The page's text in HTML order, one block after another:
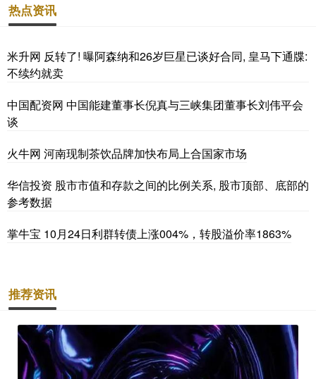
热点资讯
米升网 反转了! 曝阿森纳和26岁巨星已谈好合同, 皇马下通牒:
不续约就卖
中国配资网 中国能建董事长倪真与三峡集团董事长刘伟平会
谈
火牛网 河南现制茶饮品牌加快布局上合国家市场
华信投资 股市市值和存款之间的比例关系, 股市顶部、底部的
参考数据
掌牛宝 10月24日利群转债上涨004%，转股溢价率1863%
推荐资讯